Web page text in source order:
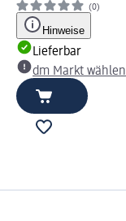
(0)
Hinweise
Lieferbar
dm Markt wählen